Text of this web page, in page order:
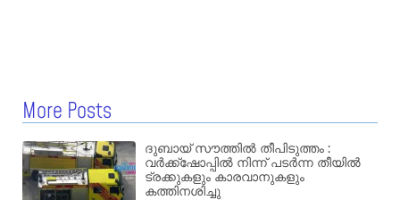
More Posts
ദുബായ് സൗത്തിൽ തീപിടുത്തം :
വർക്ക്‌ഷോപ്പിൽ നിന്ന് പടർന്ന തീയിൽ
ട്രക്കുകളും കാരവാനുകളും
കത്തിനശിച്ചു